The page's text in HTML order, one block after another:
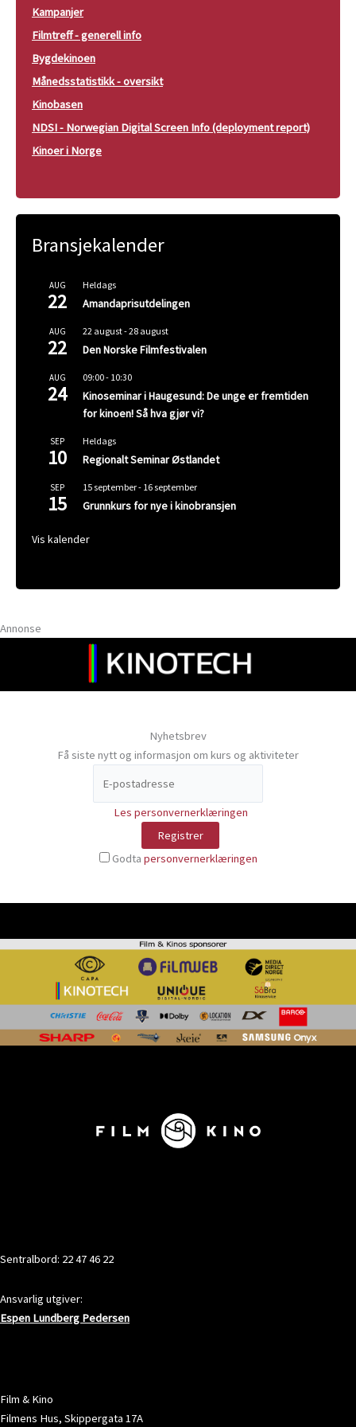
Kampanjer
Filmtreff - generell info
Bygdekinoen
Månedsstatistikk - oversikt
Kinobasen
NDSI - Norwegian Digital Screen Info (deployment report)
Kinoer i Norge
Bransjekalender
AUG
22
Heldags
Amandaprisutdelingen
AUG
22
22 august-28 august
Den Norske Filmfestivalen
AUG
24
09:00- 10:30
Kinoseminar i Haugesund: De unge er fremtiden
for kinoen! Så hva gjør vi?
SEP
10
Heldags
Regionalt Seminar Østlandet
SEP
15
15 september- 16 september
Grunnkurs for nye i kinobransjen
Vis kalender
Annonse
Nyhetsbrev
Få siste nytt og informasjon om kurs og aktiviteter
Les personvernerklæringen
Godta personvernerklæringen
Sentralbord: 22 47 46 22
Ansvarlig utgiver:
Espen Lundberg Pedersen
Film & Kino
Filmens Hus, Skippergata 17A